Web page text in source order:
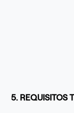
5. REQUISITOS